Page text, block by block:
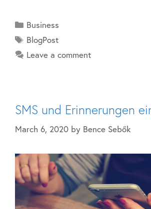
Business
BlogPost
Leave a comment
SMS und Erinnerungen
March 6, 2020 by Bence Sebők